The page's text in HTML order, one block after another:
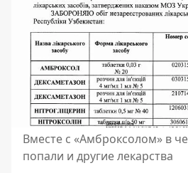
Вместе с «Амброксолом» в
попали и другие лекарства